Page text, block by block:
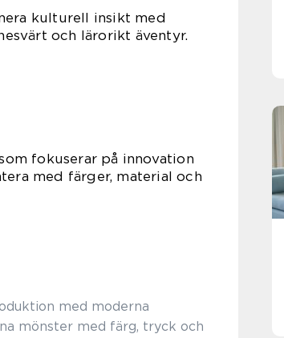
kulturell insikt med
och lärorikt äventyr.
fokuserar på innovation
med färger, material och
med moderna
mönster med färg, tryck och